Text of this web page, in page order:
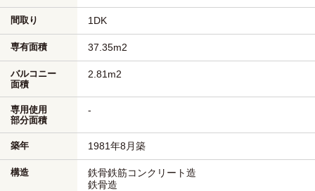
間取り 1DK
専有面積 37.35m2
バルコニー
面積
2.81m2
専用使用
部分面積
-
築年 1981年8月築
構造
鉄骨鉄筋コンクリート造
鉄骨造